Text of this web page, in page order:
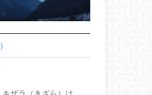
ザラ（きざら）は、